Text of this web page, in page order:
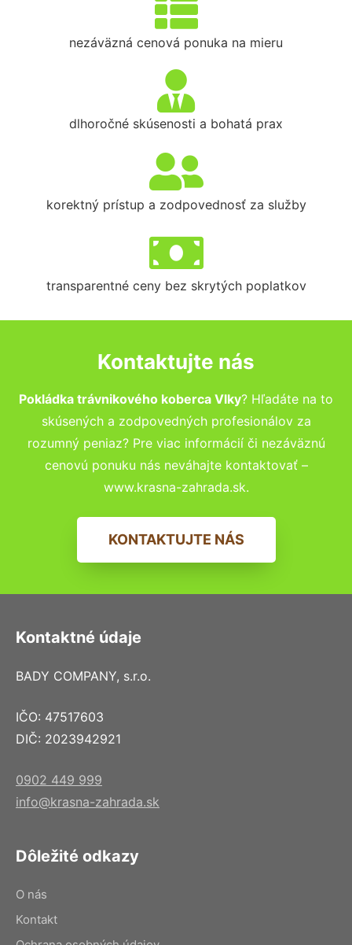
nezáväzná cenová ponuka na mieru
dlhoročné skúsenosti a bohatá prax
korektný prístup a zodpovednosť za služby
transparentné ceny bez skrytých poplatkov
Kontaktujte nás
Pokládka trávnikového koberca Vlky? Hľadáte na to
skúsených a zodpovedných profesionálov za
rozumný peniaz? Pre viac informácií či nezáväznú
cenovú ponuku nás neváhajte kontaktovať –
www.krasna-zahrada.sk.
KONTAKTUJTE NÁS
Kontaktné údaje
BADY COMPANY, s.r.o.
IČO: 47517603
DIČ: 2023942921
0902 449 999
info@krasna-zahrada.sk
Dôležité odkazy
O nás
Kontakt